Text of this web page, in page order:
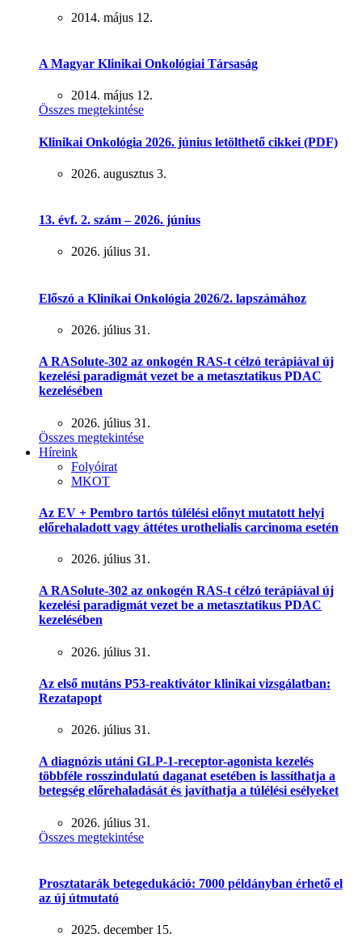
2014. május 12.
A Magyar Klinikai Onkológiai Társaság
2014. május 12.
Összes megtekintése
Klinikai Onkológia 2026. június letölthető cikkei (PDF)
2026. augusztus 3.
13. évf. 2. szám – 2026. június
2026. július 31.
Előszó a Klinikai Onkológia 2026/2. lapszámához
2026. július 31.
A RASolute-302 az onkogén RAS-t célzó terápiával új
kezelési paradigmát vezet be a metasztatikus PDAC
kezelésében
2026. július 31.
Összes megtekintése
Híreink
Folyóirat
MKOT
Az EV + Pembro tartós túlélési előnyt mutatott helyi
előrehaladott vagy áttétes urothelialis carcinoma esetén
2026. július 31.
A RASolute-302 az onkogén RAS-t célzó terápiával új
kezelési paradigmát vezet be a metasztatikus PDAC
kezelésében
2026. július 31.
Az első mutáns P53-reaktivátor klinikai vizsgálatban:
Rezatapopt
2026. július 31.
A diagnózis utáni GLP-1-receptor-agonista kezelés
többféle rosszindulatú daganat esetében is lassíthatja a
betegség előrehaladását és javíthatja a túlélési esélyeket
2026. július 31.
Összes megtekintése
Prosztatarák betegedukáció: 7000 példányban érhető el
az új útmutató
2025. december 15.